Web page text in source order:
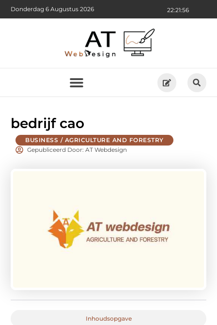
22:21:57
Donderdag 6 Augustus 2026
bedrijf cao
BUSINESS / AGRICULTURE AND FORESTRY
Gepubliceerd Door: AT Webdesign
Inhoudsopgave